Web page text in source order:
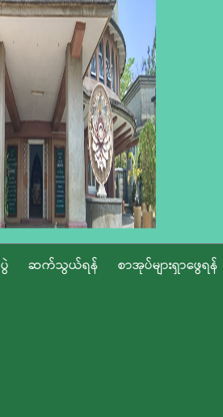
ဆက်သွယ်ရန် စာအုပ်များရှာဖွေရန်